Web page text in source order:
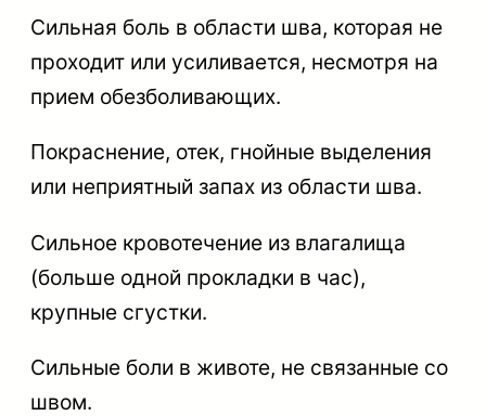
Сильная боль в области шва, которая не
проходит или усиливается, несмотря на
прием обезболивающих.
Покраснение, отек, гнойные выделения
или неприятный запах из области шва.
Сильное кровотечение из влагалища
(больше одной прокладки в час),
крупные сгустки.
Сильные боли в животе, не связанные со
швом.